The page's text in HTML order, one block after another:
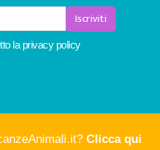
Iscriviti
la privacy policy
Clicca qui